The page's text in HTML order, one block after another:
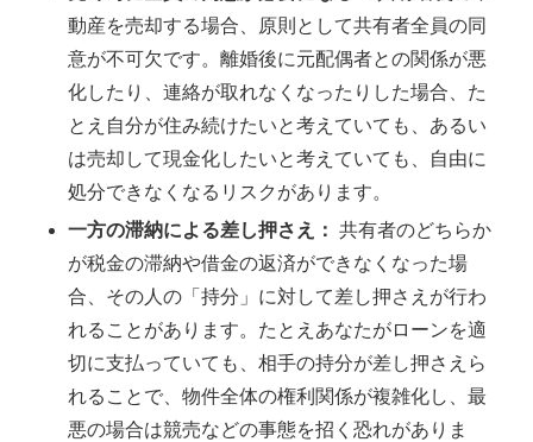
動産を売却する場合、原則として共有者全員の同
意が不可欠です。離婚後に元配偶者との関係が悪
化したり、連絡が取れなくなったりした場合、た
とえ自分が住み続けたいと考えていても、あるい
は売却して現金化したいと考えていても、自由に
処分できなくなるリスクがあります。
一方の滞納による差し押さえ： 共有者のどちらか
が税金の滞納や借金の返済ができなくなった場
合、その人の「持分」に対して差し押さえが行わ
れることがあります。たとえあなたがローンを適
切に支払っていても、相手の持分が差し押さえら
れることで、物件全体の権利関係が複雑化し、最
悪の場合は競売などの事態を招く恐れがありま